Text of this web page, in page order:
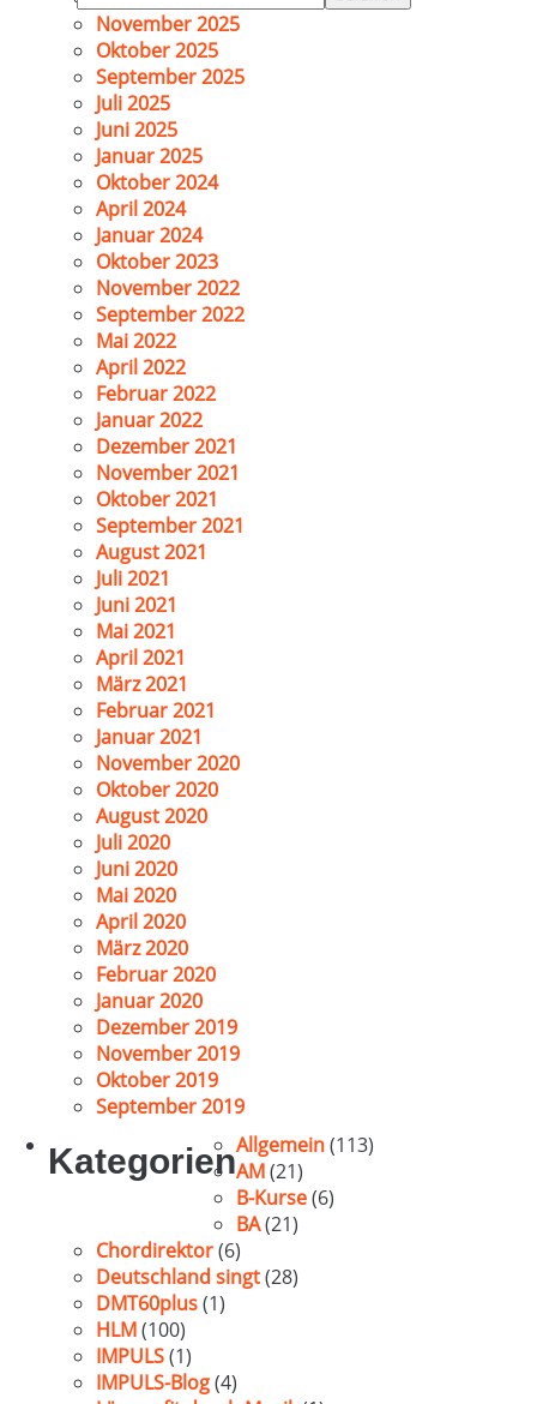
nach:
November 2025
Oktober 2025
September 2025
Juli 2025
Juni 2025
Januar 2025
Oktober 2024
April 2024
Januar 2024
Oktober 2023
November 2022
September 2022
Mai 2022
April 2022
Februar 2022
Januar 2022
Dezember 2021
November 2021
Oktober 2021
September 2021
August 2021
Juli 2021
Juni 2021
Mai 2021
April 2021
März 2021
Februar 2021
Januar 2021
November 2020
Oktober 2020
August 2020
Juli 2020
Juni 2020
Mai 2020
April 2020
März 2020
Februar 2020
Januar 2020
Dezember 2019
November 2019
Oktober 2019
September 2019
KategorienAllgemein(113)
AM(21)
B-Kurse(6)
BA(21)
Chordirektor(6)
Deutschland singt(28)
DMT60plus(1)
HLM(100)
IMPULS(1)
IMPULS-Blog(4)